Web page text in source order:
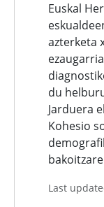
Euskal
azterketa
du
Jarduera
Kohesio
Last